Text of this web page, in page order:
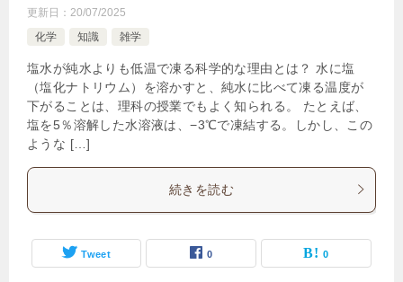
更新日： 20/07/2025
化学
知識 雑学
塩水が純水よりも低温で凍る科学的な理由とは？ 水に塩
（塩化ナトリウム）を溶かすと、純水に比べて凍る温度が
下がることは、理科の授業でもよく知られる。 たとえば、
塩を5％溶解した水溶液は、−3℃で凍結する。しかし、この
ような […]
続きを読む
Tweet 0 0